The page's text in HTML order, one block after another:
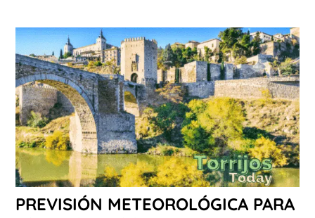
PREVISIÓN METEOROLÓGICA PARA